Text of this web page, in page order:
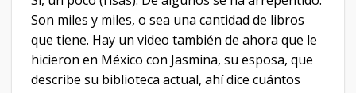
Son miles y miles, o sea una cantidad de libros
que tiene. Hay un video también de ahora que le
hicieron en México con Jasmina, su esposa, que
describe su biblioteca actual, ahí dice cuántos